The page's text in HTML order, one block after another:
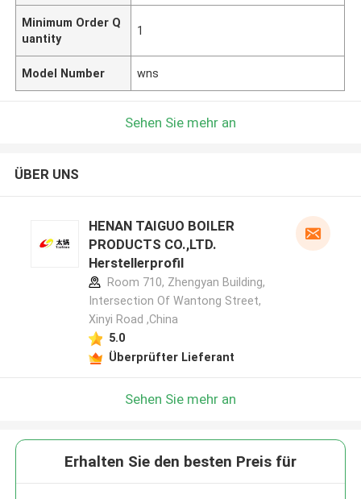
Minimum Order Q
uantity
1
Model Number wns
Sehen Sie mehr an
ÜBER UNS
HENAN TAIGUO BOILER
PRODUCTS CO.,LTD.
Herstellerprofil
Room 710, Zhengyan Building,
Intersection Of Wantong Street,
Xinyi Road ,China
5.0
Überprüfter Lieferant
Sehen Sie mehr an
Erhalten Sie den besten Preis für